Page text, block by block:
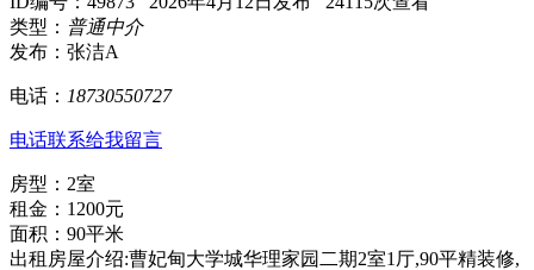
类型： 普通中介
发布：张洁A
电话： 18730550727
电话联系给我留言
房型：2室
租金：1200元
面积：90平米
出租房屋介绍:曹妃甸大学城华理家园二期2室1厅,90平精装修,